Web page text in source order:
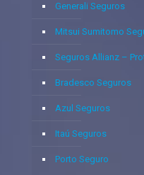
Generali Seguros
Mitsui Sumitomo
Seguros Allianz –
Bradesco Seguros
Azul Seguros
Itaú Seguros
Porto Seguro